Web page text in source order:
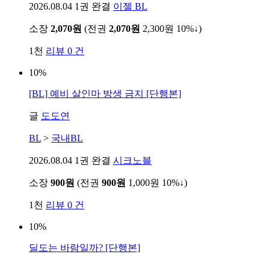
2026.08.04 1권 완결 이젤 BL
소장 2,070원 (전권 2,070원 2,300원 10%↓)
1천 리뷰 0 건
10%
[BL] 예비 살인마 방생 금지 [단행본]
글 도도연
BL > 국내BL
2026.08.04 1권 완결 시크노블
소장 900원 (전권 900원 1,000원 10%↓)
1천 리뷰 0 건
10%
딜도는 바람일까? [단행본]